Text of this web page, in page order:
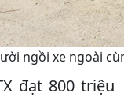
ngồi xe ngoài
đạt 800 triệu